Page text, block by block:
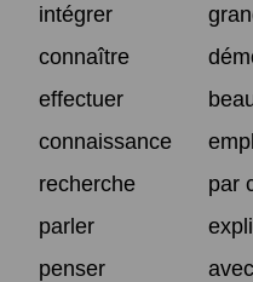
intégrer
connaître
effectuer
connaissance
recherche
par
parler
penser
avec